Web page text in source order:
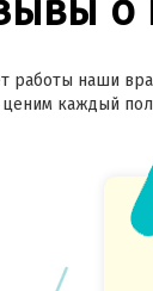
о
работы наши
каждый